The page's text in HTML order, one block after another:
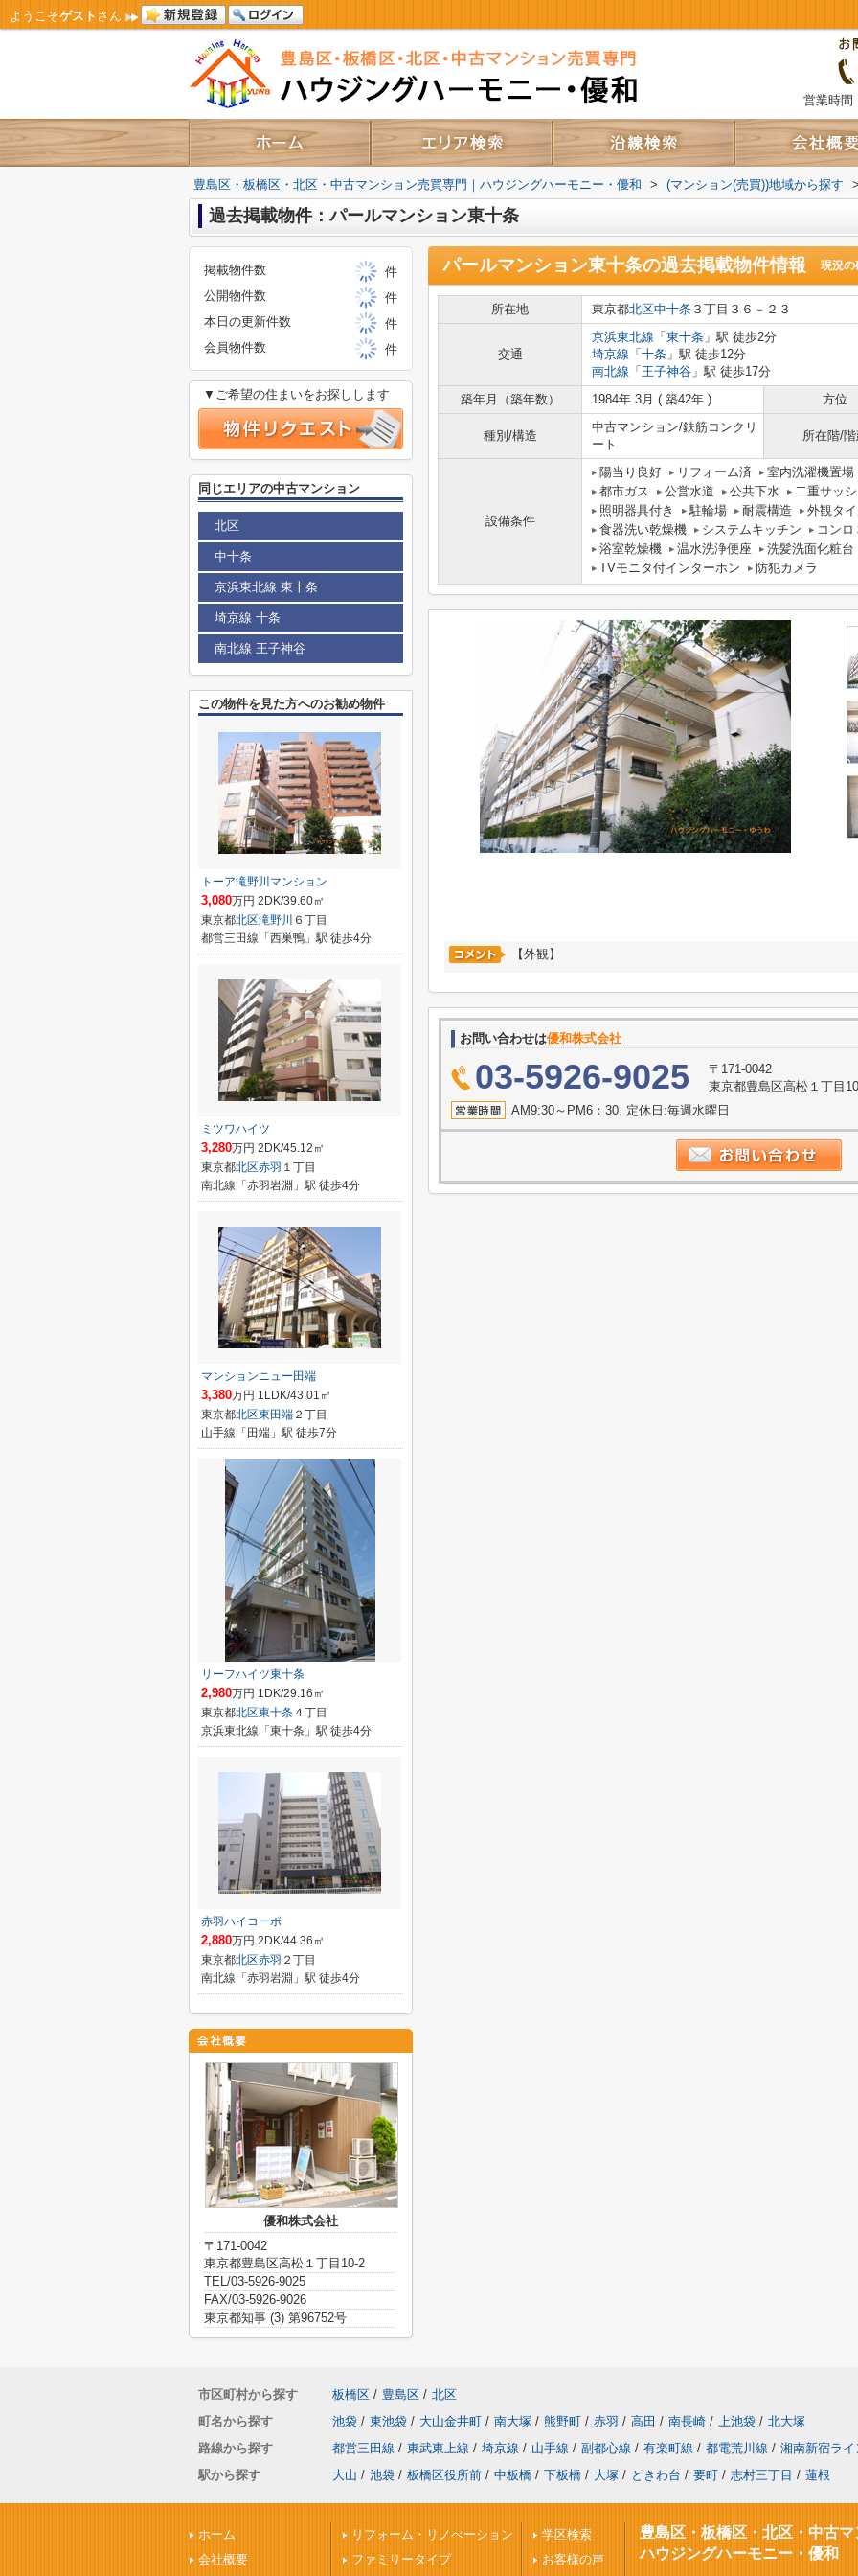
ようこそゲストさん
営業時間
豊島区・板橋区・北区・中古マンション売買専門｜ハウジングハーモニー・優和 > (マンション(売買))地域から探す
過去掲載物件：パールマンション東十条
パールマンション東十条の過去掲載物件情報 現況の
所在地 東京都北区中十条 ３丁目３６－２３
交通
京浜東北線 「 東十条 」駅 徒歩2分
埼京線 「 十条 」駅 徒歩12分
南北線 「 王子神谷 」駅 徒歩17分
築年月（築年数）
1984年 3月 ( 築42年 ) 方位
種別/構造
中古マンション/鉄筋コンクリ
ート
所在階/
設備条件
陽当り良好 リフォーム済
室内洗濯機置場
都市ガス
公営水道 公共下水
二重サッシ
照明器具付き
駐輪場 耐震構造
外観タ
食器洗い乾燥機
システムキッチン
コンロ
浴室乾燥機
温水洗浄便座
洗髪洗面化粧台
TVモニタ付インターホン
防犯カメラ
【外観】
お問い合わせは優和株式会社
03-5926-9025
〒171-0042
東京都豊島区高松１丁目
AM9:30～PM6：30 定休日:毎週水曜日
掲載物件数
件
公開物件数
件
本日の更新件数
件
会員物件数
件
▼ご希望の住まいをお探しします
同じエリアの中古マンション
北区
中十条
京浜東北線 東十条
埼京線 十条
南北線 王子神谷
この物件を見た方へのお勧め物件
トーア滝野川マンション
3,080万円 2DK/39.60㎡
東京都北区滝野川 ６丁目
都営三田線「西巣鴨」駅 徒歩4分
ミツワハイツ
3,280万円 2DK/45.12㎡
東京都北区赤羽 １丁目
南北線「赤羽岩淵」駅 徒歩4分
マンションニュー田端
3,380万円 1LDK/43.01㎡
東京都北区東田端 ２丁目
山手線「田端」駅 徒歩7分
リーフハイツ東十条
2,980万円 1DK/29.16㎡
東京都北区東十条 ４丁目
京浜東北線「東十条」駅 徒歩4分
赤羽ハイコーポ
2,880万円 2DK/44.36㎡
東京都北区赤羽 ２丁目
南北線「赤羽岩淵」駅 徒歩4分
優和株式会社
〒171-0042
東京都豊島区高松１丁目10-2
TEL/03-5926-9025
FAX/03-5926-9026
東京都知事 (3) 第96752号
市区町村から探す 板橋区 / 豊島区 / 北区
町名から探す
池袋 / 東池袋 / 大山金井町 / 南大塚 / 熊野町 / 赤羽 / 高田 / 南長崎 / 上池袋 / 北大塚
路線から探す
都営三田線 / 東武東上線 / 埼京線 / 山手線 / 副都心線 / 有楽町線 / 都電荒川線 / 湘南新宿ライ
駅から探す
大山 / 池袋 / 板橋区役所前 / 中板橋 / 下板橋 / 大塚 / ときわ台 / 要町 / 志村三丁目 / 蓮根
ホーム
会社概要
リフォーム・リノべーション
ファミリータイプ
学区検索
お客様の声
豊島区・板橋区・北区・中古
ハウジングハーモニー・優和